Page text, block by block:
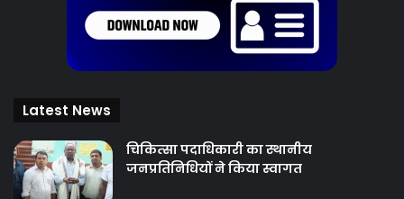
Latest News
चिकित्‍सा पदाधिकारी का स्थानीय
जनप्रतिनिधियों ने किया स्वागत